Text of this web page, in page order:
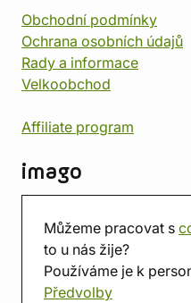
Můžeme pracovat s
to u nás žije?
Používáme je k
Předvolby
Obchodní podmínky
Ochrana osobních údajů
Rady a informace
Velkoobchod
Affiliate program
imago
Prodejna
Herna
O nás
Hodnocení obchodu